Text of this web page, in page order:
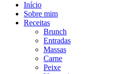
Início
Sobre mim
Receitas
Brunch
Entradas
Massas
Carne
Peixe